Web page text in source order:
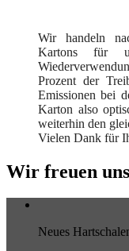
Wir handeln
Kartons für
Prozent der
Emissionen bei
Karton also
weiterhin den
Vielen Dank für
Wir freuen
Neues